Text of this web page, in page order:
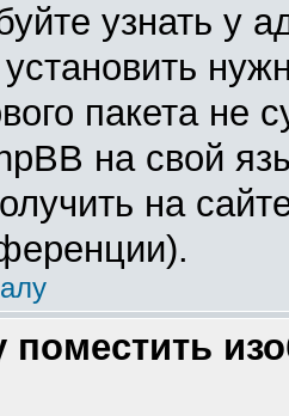
узнать у
пакета не
на свой
на
поместить